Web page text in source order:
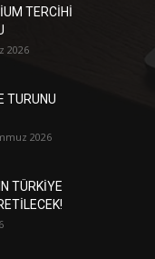
TERCİHİ
2026
TURUNU
2026
TÜRKİYE